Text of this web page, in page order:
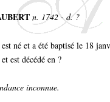
n. 1742 - d. ?
est né et a été baptisé le 18
et est décédé en ?
inconnue.